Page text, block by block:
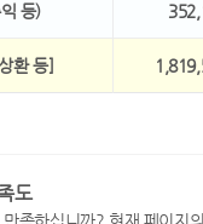
등)
환 등]
도